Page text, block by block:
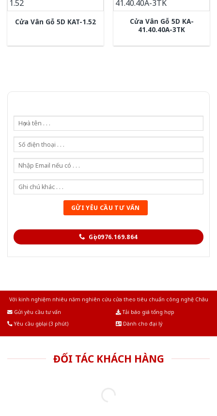
Cửa Vân Gỗ 5D KAT-1.52
Cửa Vân Gỗ 5D KA-
41.40.40A-3TK
Gọi 0976.169.864
Với kinh nghiệm nhiêu năm nghiên cứu cửa theo tiêu chuẩn công nghệ Châu
Gửi yêu cầu tư vấn
Tải báo giá tổng hợp
Yêu cầu gọi lại (3 phút)
Dành cho đại lý
ĐỐI TÁC KHÁCH HÀNG